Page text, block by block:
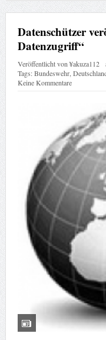
Datenschützer
Datenzugriff“
Veröffentlicht von¥akuza112
Tags:Bundeswehr,
Keine Kommentare